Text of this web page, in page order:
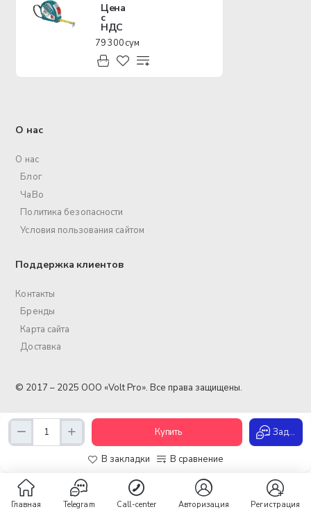
Главная Telegram Call-center Авторизация Регистрация
Купить Задать вопрос
В закладки В сравнение
Цена
с
НДС
79 300 сум
О нас
О нас
Блог
ЧаВо
Политика безопасности
Условия пользования сайтом
Поддержка клиентов
Контакты
Бренды
Карта сайта
Доставка
© 2017 – 2025 ООО «Volt Pro». Все права защищены.